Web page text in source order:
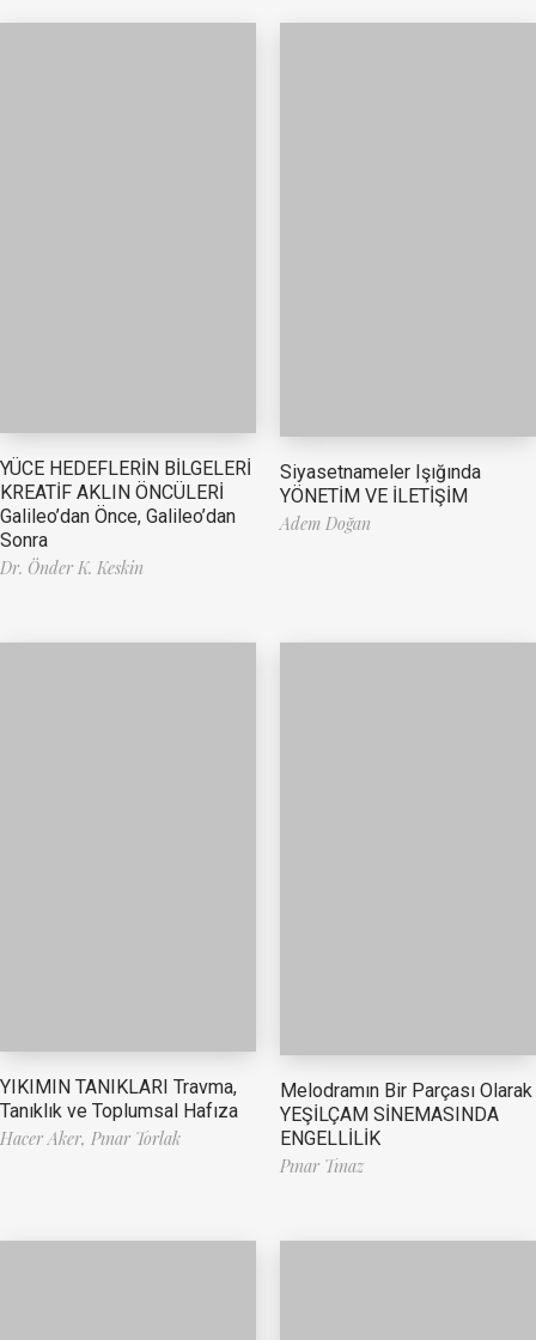
YÜCE HEDEFLERİN BİLGELERİ
KREATİF AKLIN ÖNCÜLERİ
Galileo’dan Önce, Galileo’dan
Sonra
Dr. Önder K. Keskin
Siyasetnameler Işığında
YÖNETİM VE İLETİŞİM
Adem Doğan
YIKIMIN TANIKLARI Travma,
Tanıklık ve Toplumsal Hafıza
Hacer Aker, Pınar Torlak
Melodramın Bir Parçası Olarak
YEŞİLÇAM SİNEMASINDA
ENGELLİLİK
Pınar Tınaz